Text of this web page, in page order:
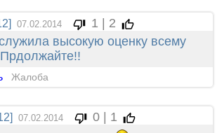
07.02.2014
1 | 2
высокую оценку всему
Жалоба
07.02.2014
0 | 1